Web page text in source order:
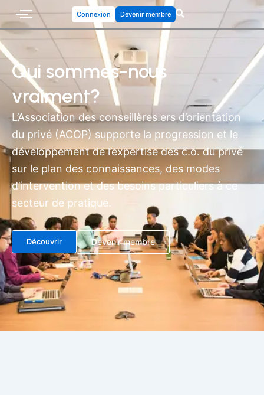
Connexion Devenir membre
Qui sommes-nous
vraiment?
L’Association des conseillères.ers d’orientation
du privé (ACOP) supporte la progression et le
développement de l’expertise des c.o. du privé
sur le plan des connaissances, des modes
d’intervention et des besoins particuliers à ce
secteur de pratique.
Découvrir Devenir membre